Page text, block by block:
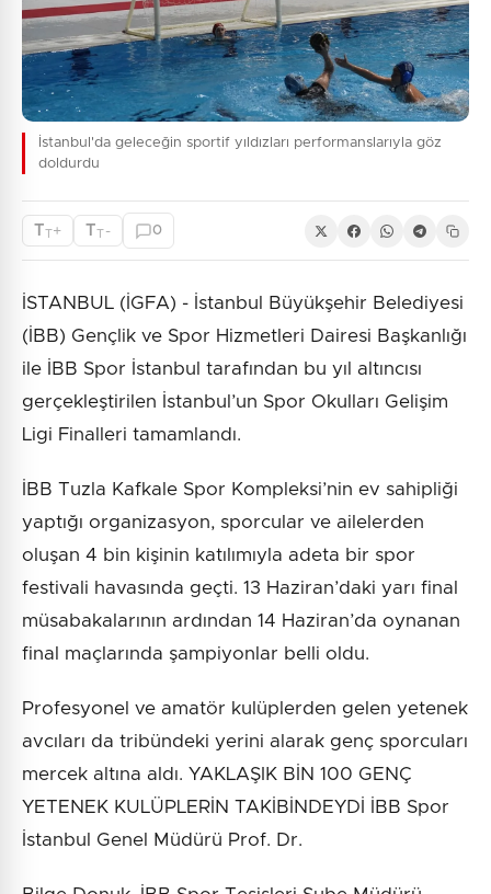
İstanbul'da geleceğin sportif yıldızları performanslarıyla göz
doldurdu
TT+ TT - 0
İSTANBUL (İGFA) - İstanbul Büyükşehir Belediyesi
(İBB) Gençlik ve Spor Hizmetleri Dairesi Başkanlığı
ile İBB Spor İstanbul tarafından bu yıl altıncısı
gerçekleştirilen İstanbul’un Spor Okulları Gelişim
Ligi Finalleri tamamlandı.
İBB Tuzla Kafkale Spor Kompleksi’nin ev sahipliği
yaptığı organizasyon, sporcular ve ailelerden
oluşan 4 bin kişinin katılımıyla adeta bir spor
festivali havasında geçti. 13 Haziran’daki yarı final
müsabakalarının ardından 14 Haziran’da oynanan
final maçlarında şampiyonlar belli oldu.
Profesyonel ve amatör kulüplerden gelen yetenek
avcıları da tribündeki yerini alarak genç sporcuları
mercek altına aldı. YAKLAŞIK BİN 100 GENÇ
YETENEK KULÜPLERİN TAKİBİNDEYDİ İBB Spor
İstanbul Genel Müdürü Prof. Dr.